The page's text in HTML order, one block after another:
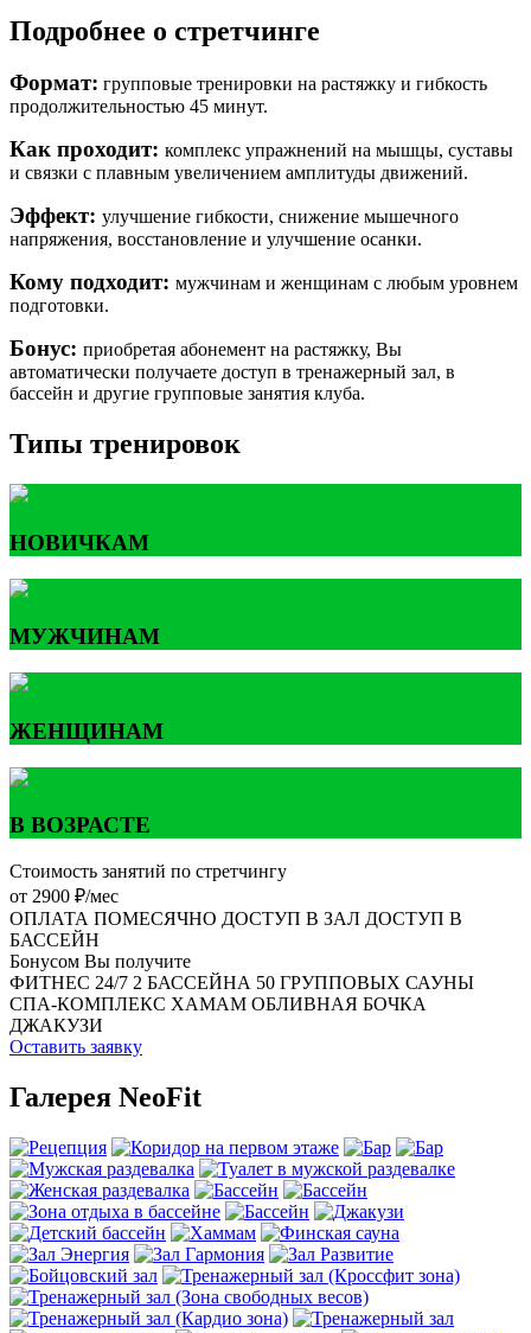
Подробнее о стретчинге
Формат: групповые тренировки на растяжку и гибкость
продолжительностью 45 минут.
Как проходит: комплекс упражнений на мышцы, суставы
и связки с плавным увеличением амплитуды движений.
Эффект: улучшение гибкости, снижение мышечного
напряжения, восстановление и улучшение осанки.
Кому подходит: мужчинам и женщинам с любым уровнем
подготовки.
Бонус: приобретая абонемент на растяжку, Вы
автоматически получаете доступ в тренажерный зал, в
бассейн и другие групповые занятия клуба.
Типы тренировок
НОВИЧКАМ
МУЖЧИНАМ
ЖЕНЩИНАМ
В ВОЗРАСТЕ
Стоимость занятий по стретчингу
от 2900 ₽/мес
ОПЛАТА ПОМЕСЯЧНО ДОСТУП В ЗАЛ ДОСТУП В
БАССЕЙН
Бонусом Вы получите
ФИТНЕС 24/7 2 БАССЕЙНА 50 ГРУППОВЫХ САУНЫ
СПА-КОМПЛЕКС ХАМАМ ОБЛИВНАЯ БОЧКА
ДЖАКУЗИ
Оставить заявку
Галерея NeoFit